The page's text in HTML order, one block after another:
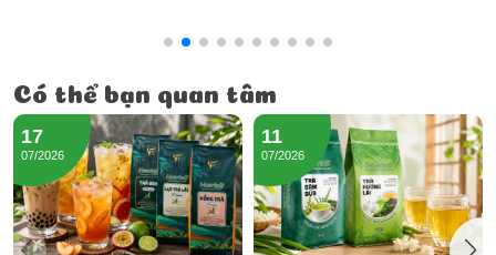
Có thể bạn quan tâm
17
07/2026
11
07/2026